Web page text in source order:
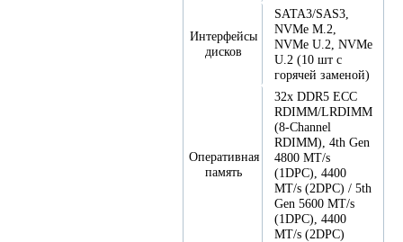
Интерфейсы
дисков
SATA3/SAS3,
NVMe M.2,
NVMe U.2, NVMe
U.2 (10 шт с
горячей заменой)
Оперативная
память
32x DDR5 ECC
RDIMM/LRDIMM
(8-Channel
RDIMM), 4th Gen
4800 MT/s
(1DPC), 4400
MT/s (2DPC) / 5th
Gen 5600 MT/s
(1DPC), 4400
MT/s (2DPC)